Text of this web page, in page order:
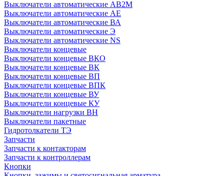
Выключатели автоматические АВ2М
Выключатели автоматические АЕ
Выключатели автоматические ВА
Выключатели автоматические Э
Выключатели автоматические NS
Выключатели концевые
Выключатели концевые ВКО
Выключатели концевые ВК
Выключатели концевые ВП
Выключатели концевые ВПК
Выключатели концевые ВУ
Выключатели концевые КУ
Выключатели нагрузки ВН
Выключатели пакетные
Гидротолкатели ТЭ
Запчасти
Запчасти к контакторам
Запчасти к контроллерам
Кнопки